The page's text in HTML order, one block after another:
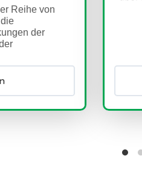
Kurzbeschreibung: